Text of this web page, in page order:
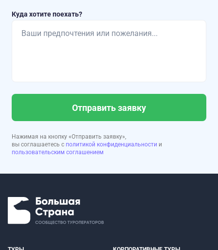
Куда хотите поехать?
Отправить заявку
Нажимая на кнопку «Отправить заявку»,
вы соглашаетесь с политикой конфиденциальности и
пользовательским соглашением